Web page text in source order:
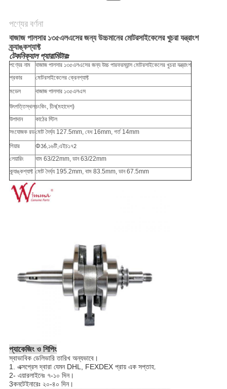
পণ্যের বর্ণনা
বাজাজ পালসার ১৩৫এলএসের জন্য উচ্চমানের মোটরসাইকেলের খুচরা যন্ত্রাংশ
ক্র্যাঙ্কশ্যাফ্ট
টেকনিক্যাল প্যারামিটারঃ
পণ্যের নাম
বাজাজ পালসার ১৩৫এলএসের জন্য উচ্চ পারফরম্যান্স মোটরসাইকেলের খুচরা যন্ত্রাংশ
প্রকার
মোটরসাইকেলের ক্রেনশ্যাফ্ট
মডেল
বাজাজ পালসার ১৩৫এলএস
উৎপত্তিস্থলচংকিং, চীন(মহাদেশ)
উপাদান
কাঠের স্টিল
সংযোজক রডমোট দৈর্ঘ্য 127.5mm, বেধ 16mm, গর্ত 14mm
গিয়ার
Φ36,১৬টি,এইচ১৭2
লেয়ারিং
বাম 63/22mm, ডান 63/22mm
ক্র্যাঙ্কশ্যাফ্ট মোট দৈর্ঘ্য 195.2mm, বাম 83.5mm, ডান 67.5mm
প্যাকেজিং ও শিপিং
স্বাভাবিক ডেলিভারি তারিখ অন্যভাবে।
1. এক্সপ্রেস দ্বারা যেমন DHL, FEXDEX প্রায় এক সপ্তাহ.
2- এয়ারলাইনেঃ ৭-১০ দিন।
3কনটেইনারেঃ ২০-৪০ দিন।